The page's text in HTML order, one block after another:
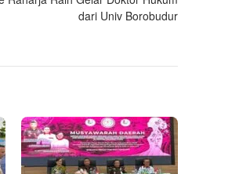
dari Univ Borobudur